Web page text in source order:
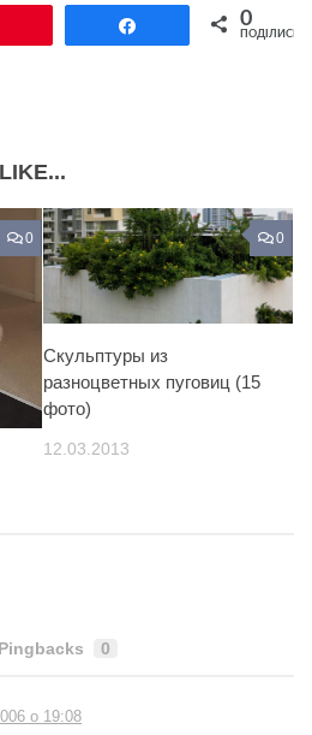
Поділитися0
ПОДІЛИСЬ
0 0
Скульптуры из
разноцветных пуговиц (15
фото)
12.03.2013
Pingbacks 0
о 19:08